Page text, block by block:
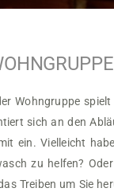
Wohngruppe
sich an den
ein. Vielleicht
zu helfen?
Treiben um Sie